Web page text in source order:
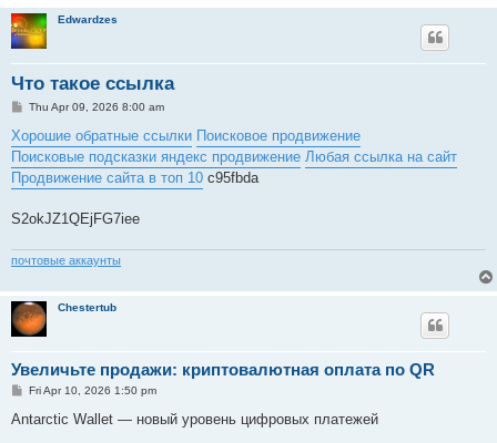
Edwardzes
Что такое ссылка
P
s
t
Thu Apr 09, 2026 8:00 am
Хорошие обратные ссылки Поисковое продвижение
Поисковые подсказки яндекс продвижение Любая ссылка на сайт
Продвижение сайта в топ 10 c95fbda
S2okJZ1QEjFG7iee
почтовые аккаунты
Chestertub
Увеличьте продажи: криптовалютная оплата по QR
P
s
Fri Apr 10, 2026 1:50 pm
Antarctic Wallet — новый уровень цифровых платежей